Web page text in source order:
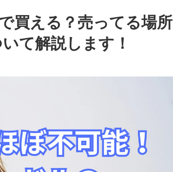
買える？売ってる場所
て解説します！